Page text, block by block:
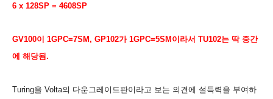
6 x 128SP = 4608SP
GV100이 1GPC=7SM, GP102가 1GPC=5SM이라서 TU102는 딱 중간
에 해당됨.
Turing을 Volta의 다운그레이드판이라고 보는 의견에 설득력을 부여하